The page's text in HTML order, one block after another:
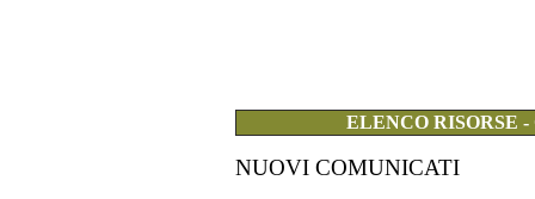
ELENCO RISORSE
NUOVI COMUNICATI